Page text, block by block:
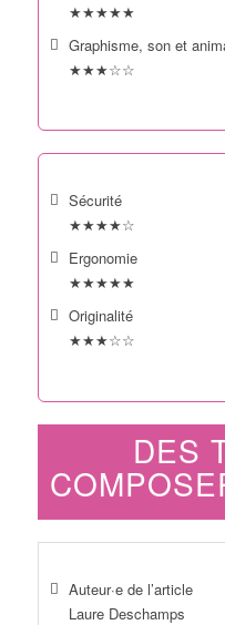
★★★★★
Graphisme, son et
★★★☆☆
Sécurité
★★★★☆
Ergonomie
★★★★★
Originalité
★★★☆☆
DES
Auteur·e de l’article
Laure Deschamps